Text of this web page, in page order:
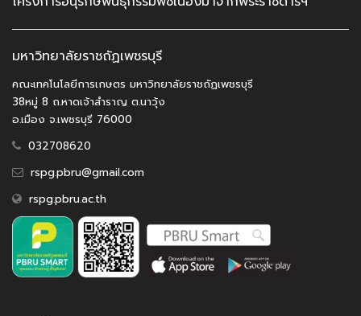
มหาวิทยาลัยราชถัฏเพชรบุรี
คณะเทคโนโลยีการเกษตร มหาวิทยาลัยราชถัฏเพชรบุรี
38หมู่ 8 ถ.หาดเจ้าสำราญ ต.นาวุ้ง
อ.เมือง จ.เพชรบุรี 76000
032708620
rspg.pbru@gmail.com
rspg.pbru.ac.th